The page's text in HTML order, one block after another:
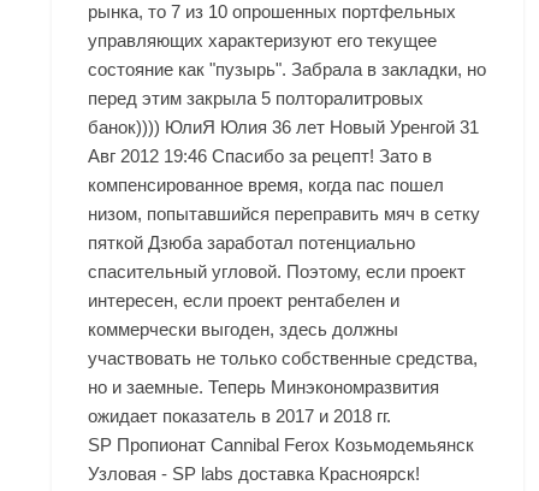
рынка, то 7 из 10 опрошенных портфельных
управляющих характеризуют его текущее
состояние как "пузырь". Забрала в закладки, но
перед этим закрыла 5 полторалитровых
банок)))) ЮлиЯ Юлия 36 лет Новый Уренгой 31
Авг 2012 19:46 Спасибо за рецепт! Зато в
компенсированное время, когда пас пошел
низом, попытавшийся переправить мяч в сетку
пяткой Дзюба заработал потенциально
спасительный угловой. Поэтому, если проект
интересен, если проект рентабелен и
коммерчески выгоден, здесь должны
участвовать не только собственные средства,
но и заемные. Теперь Минэкономразвития
ожидает показатель в 2017 и 2018 гг.
SP Пропионат Cannibal Ferox Козьмодемьянск
Узловая - SP labs доставка Красноярск!